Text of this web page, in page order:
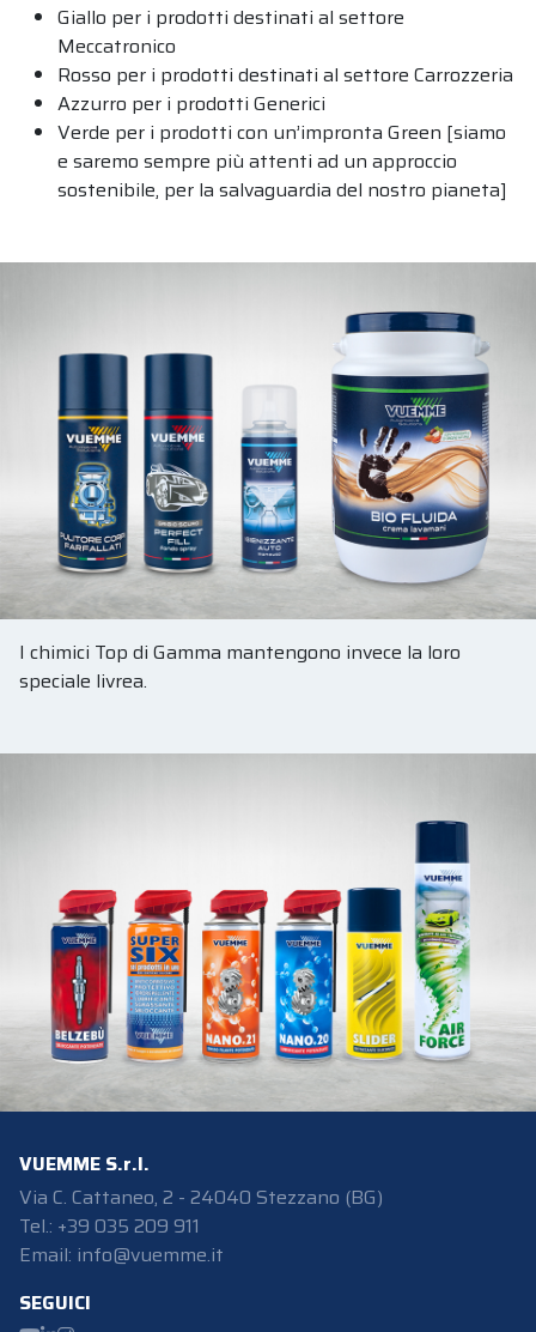
CHI SIAMO
PRODOTTI E SETTORI
CATALOGHI
SERVIZI
NEWS
LAVORA CON NOI
CONTATTI
Giallo per i prodotti destinati al settore
Meccatronico
Rosso per i prodotti destinati al settore Carrozzeria
Azzurro per i prodotti Generici
Verde per i prodotti con un’impronta Green [siamo
e saremo sempre più attenti ad un approccio
sostenibile, per la salvaguardia del nostro pianeta]
I chimici Top di Gamma mantengono invece la loro
speciale livrea.
VUEMME S.r.l.
Via C. Cattaneo, 2 - 24040 Stezzano (BG)
Tel.: +39 035 209 911
Email: info@vuemme.it
SEGUICI